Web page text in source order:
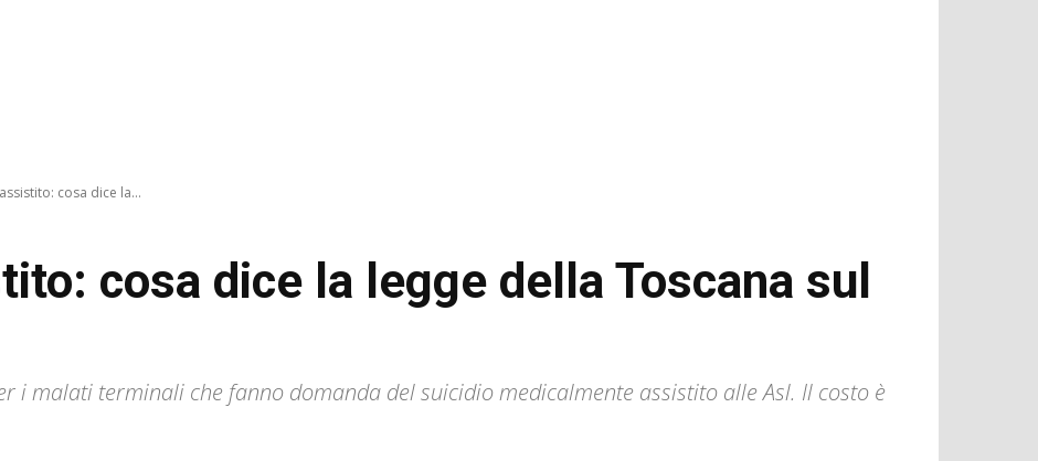
cosa dice la...
cosa dice la legge della Toscana sul
i malati terminali che fanno domanda del suicidio medicalmente assistito alle Asl. Il costo è